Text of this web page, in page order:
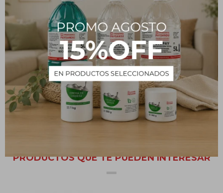
Estado
Líquido
Descripción
Perfumador Textil DELLAKASA Joy
PRODUCTOS QUE TE PUEDEN INTERESAR